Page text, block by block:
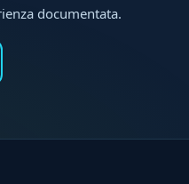
documentata.